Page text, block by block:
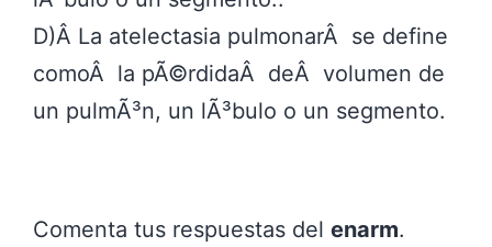
D)Â La atelectasia pulmonarÂ se define
comoÂ la pÃ©rdidaÂ deÂ volumen de
un pulmÃ³n, un lÃ³bulo o un segmento.
Comenta tus respuestas del enarm.